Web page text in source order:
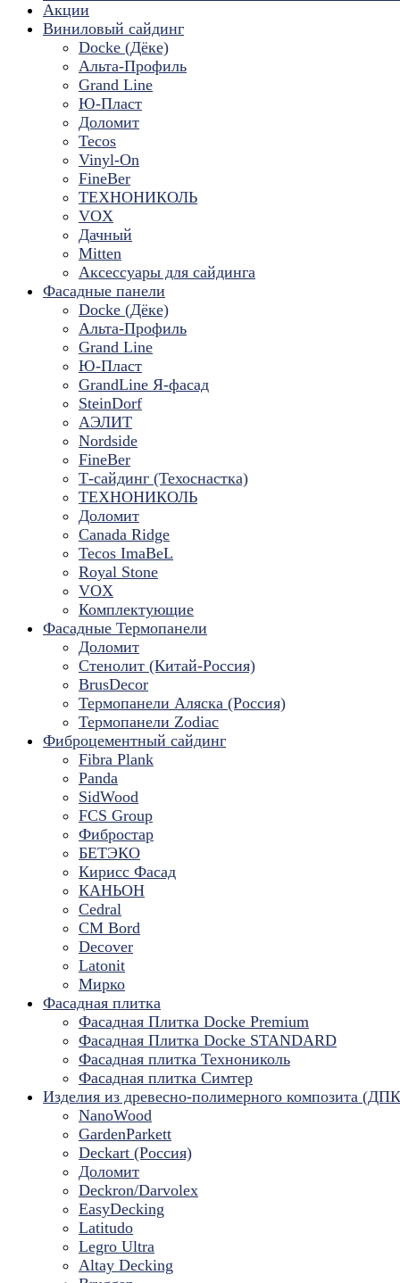
Акции
Виниловый сайдинг
Docke (Дёке)
Альта-Профиль
Grand Line
Ю-Пласт
Доломит
Tecos
Vinyl-On
FineBer
ТЕХНОНИКОЛЬ
VOX
Дачный
Mitten
Аксессуары для сайдинга
Фасадные панели
Docke (Дёке)
Альта-Профиль
Grand Line
Ю-Пласт
GrandLine Я-фасад
SteinDorf
АЭЛИТ
Nordside
FineBer
Т-сайдинг (Техоснастка)
ТЕХНОНИКОЛЬ
Доломит
Canada Ridge
Tecos ImaBeL
Royal Stone
VOX
Комплектующие
Фасадные Термопанели
Доломит
Стенолит (Китай-Россия)
BrusDecor
Термопанели Аляска (Россия)
Термопанели Zodiac
Фиброцементный сайдинг
Fibra Plank
Panda
SidWood
FCS Group
Фибростар
БЕТЭКО
Кирисс Фасад
КАНЬОН
Cedral
CM Bord
Decover
Latonit
Мирко
Фасадная плитка
Фасадная Плитка Docke Premium
Фасадная Плитка Docke STANDARD
Фасадная плитка Технониколь
Фасадная плитка Симтер
Изделия из древесно-полимерного композита
NanoWood
GardenParkett
Deckart (Россия)
Доломит
Deckron/Darvolex
EasyDecking
Latitudo
Legro Ultra
Altay Decking